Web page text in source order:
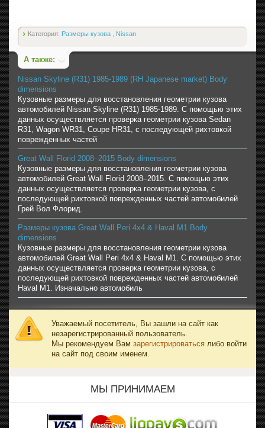
Категория: Размеры кузова Nissan
А также:
Nissan Skyline (R31) 1985-1989 (RH Japanese market) Body
dimensions
Кузовные размеры для восстановления геометрии кузова
автомобилей Nissan Skyline (R31) 1985-1989. С помощью этих
данных осуществляется проверка геометрии кузова Sedan
R31, Wagon WR31, Coupe HR31, с последующей рихтовкой
поврежденных частей
Great Wall Florid 2008–2015 Body dimensions
Кузовные размеры для восстановления геометрии кузова
автомобилей Great Wall Florid 2008–2015. С помощью этих
данных осуществляется проверка геометрии кузова, с
последующей рихтовкой поврежденных частей автомобилей
Грей Вол Флорид.
Размеры кузова Great Wall Peri 4x4 & Haval M1 Body
dimensions
Кузовные размеры для восстановления геометрии кузова
автомобилей Great Wall Peri 4x4 & Haval M1. С помощью этих
данных осуществляется проверка геометрии кузова, с
последующей рихтовкой поврежденных частей автомобилей
Haval M1. Изначально автомобиль
Уважаемый посетитель, Вы зашли на сайт как
незарегистрированный пользователь.
Мы рекомендуем Вам зарегистрироваться либо войти
на сайт под своим именем.
МЫ ПРИНИМАЕМ